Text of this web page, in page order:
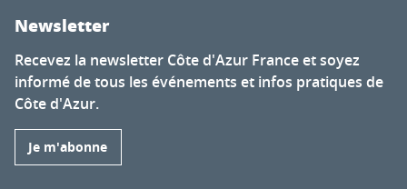
Newsletter
Recevez la newsletter Côte d'Azur France et soyez
informé de tous les événements et infos pratiques de
Côte d'Azur.
Je m'abonne